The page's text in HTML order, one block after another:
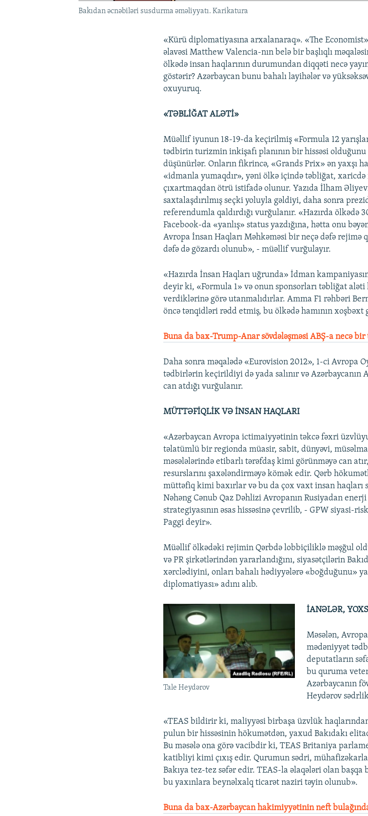
Bakıdan əcnəbiləri susdurma əməliyyatı. Karikatura
«Kürü diplomatiyasına arxalanaraq». «The
əlavəsi Matthew Valencia-nın belə bir başlıqlı
ölkədə insan haqlarının durumundan diqqəti necə
göstərir? Azərbaycan bunu bahalı layihələr və
oxuyuruq.
«TƏBLİĞAT ALƏTİ»
Müəllif iyunun 18-19-da keçirilmiş «Formula 12
tədbirin turizmin inkişafı planının bir hissəsi
düşünürlər. Onların fikrincə, «Grands Prix» ən yaxşı
«idmanla yumaqdır», yəni ölkə içində təbliğat,
çıxartmaqdan ötrü istifadə olunur. Yazıda İlham
saxtalaşdırılmış seçki yoluyla gəldiyi, daha sonra
referendumla qaldırdığı vurğulanır. «Hazırda ölkədə
Facebook-da «yanlış» status yazdığına, hətta onu
Avropa İnsan Haqları Məhkəməsi bir neçə dəfə rejimə
dəfə də gözardı olunub», - müəllif vurğulayır.
«Hazırda İnsan Haqları uğrunda» İdman
deyir ki, «Formula 1» və onun sponsorları təbliğat
verdiklərinə görə utanmalıdırlar. Amma F1 rəhbəri
öncə tənqidləri rədd etmiş, bu ölkədə hamının
Buna da bax-Trump-Anar sövdələşməsi ABŞ-a necə
Daha sonra məqalədə «Eurovision 2012», 1-ci Avropa
tədbirlərin keçirildiyi də yada salınır və Azərbaycanın
can atdığı vurğulanır.
MÜTTƏFİQLİK VƏ İNSAN HAQLARI
«Azərbaycan Avropa ictimaiyyətinin təkcə fəxri
təlatümlü bir regionda müasir, sabit, dünyəvi,
məsələlərində etibarlı tərəfdaş kimi görünməyə can
resurslarını şaxələndirməyə kömək edir. Qərb
müttəfiq kimi baxırlar və bu da çox vaxt insan haqları
Nəhəng Cənub Qaz Dəhlizi Avropanın Rusiyadan enerji
strategiyasının əsas hissəsinə çevrilib, - GPW siyasi-
Paggi deyir».
Müəllif ölkədəki rejimin Qərbdə lobbiçiliklə məşğul
və PR şirkətlərindən yararlandığını, siyasətçilərin
xərclədiyini, onları bahalı hədiyyələrə «boğduğunu»
diplomatiyası» adını alıb.
Tale Heydərov
İANƏLƏR,
Məsələn,
mədəniyyət
deputatların
bu quruma
Azərbaycanın
Heydərov
«TEAS bildirir ki, maliyyəsi birbaşa üzvlük
pulun bir hissəsinin hökumətdən, yaxud Bakıdakı
Bu məsələ ona görə vacibdir ki, TEAS Britaniya
katibliyi kimi çıxış edir. Qurumun sədri,
Bakıya tez-tez səfər edir. TEAS-la əlaqələri olan
bu yaxınlara beynəlxalq ticarət naziri təyin olunub».
Buna da bax-Azərbaycan hakimiyyətinin neft